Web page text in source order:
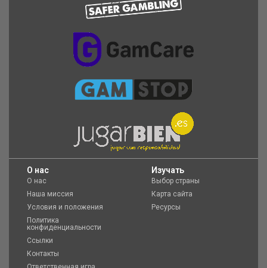
O нас
О нас
Наша миссия
Условия и положения
Политика
конфиденциальности
Ссылки
Контакты
Изучать
Выбор страны
Карта сайта
Ресурсы